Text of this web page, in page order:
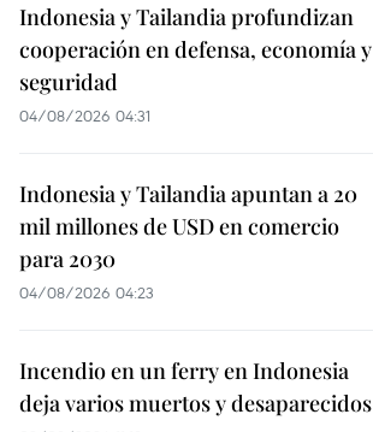
Indonesia y Tailandia profundizan
cooperación en defensa, economía y
seguridad
04/08/2026 04:31
Indonesia y Tailandia apuntan a 20
mil millones de USD en comercio
para 2030
04/08/2026 04:23
Incendio en un ferry en Indonesia
deja varios muertos y desaparecidos